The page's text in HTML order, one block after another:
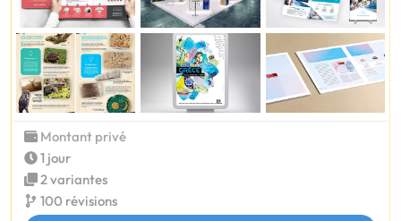
Montant privé
1 jour
2 variantes
100 révisions